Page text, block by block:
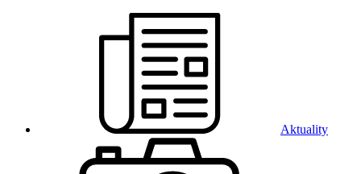
Aktuality